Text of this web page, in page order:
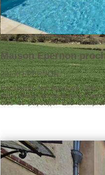
28130 EPERNON
Exclusivité les Agences Unies Epernon
bus collège, lycée et gare
clos et paysager Elle comprend un hall